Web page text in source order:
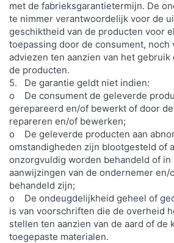
met de fabrieksgarantietermijn. De
te nimmer verantwoordelijk voor de
geschiktheid van de producten voor
toepassing door de consument, noch
adviezen ten aanzien van het gebruik
de producten.
5. De garantie geldt niet indien:
o De consument de geleverde
gerepareerd en/of bewerkt of door
repareren en/of bewerken;
o De geleverde producten aan
omstandigheden zijn blootgesteld of
onzorgvuldig worden behandeld of
aanwijzingen van de ondernemer en/
behandeld zijn;
o De ondeugdelijkheid geheel of
is van voorschriften die de overheid
stellen ten aanzien van de aard of de
toegepaste materialen.